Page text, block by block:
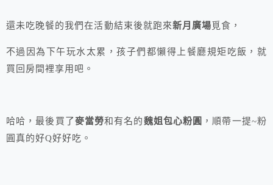
還未吃晚餐的我們在活動結束後就跑來新月廣場覓食，
不過因為下午玩水太累，孩子們都懶得上餐廳規矩吃飯，就
買回房間裡享用吧。
哈哈，最後買了麥當勞和有名的魏姐包心粉圓 ，順帶一提~粉
圓真的好Q好好吃。